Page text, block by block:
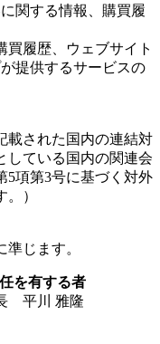
関する情報、購買履
履歴、ウェブサイト
提供するサービスの
載された国内の連結対
している国内の関連会
5項第3号に基づく対外
）
準じます。
を有する者
平川 雅隆